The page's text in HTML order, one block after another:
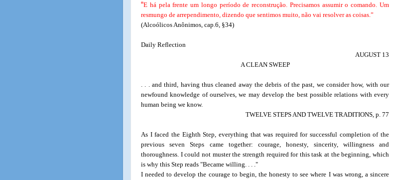
“E há pela frente um longo período de reconstrução. Precisamos assumir o comando. Um
resmungo de arrependimento, dizendo que sentimos muito, não vai resolver as coisas.”
(Alcoólicos Anônimos, cap.6, §34)
Daily Reflection
AUGUST 13
A CLEAN SWEEP
. . . and third, having thus cleaned away the debris of the past, we consider how, with our
newfound knowledge of ourselves, we may develop the best possible relations with every
human being we know.
TWELVE STEPS AND TWELVE TRADITIONS, p. 77
As I faced the Eighth Step, everything that was required for successful completion of the
previous seven Steps came together: courage, honesty, sincerity, willingness and
thoroughness. I could not muster the strength required for this task at the beginning, which
is why this Step reads "Became willing. . . ."
I needed to develop the courage to begin, the honesty to see where I was wrong, a sincere